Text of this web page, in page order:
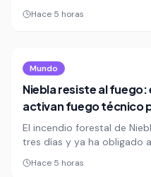
Gaza y dejó claro que no
la eliminación total de la
Franja.
Hace 5 horas
Mundo
Niebla resiste al fuego:
activan fuego técnico
El incendio forestal de
tres días y ya ha obligado
467 personas en Huelva.
nocturna con fuego
Hace 5 horas